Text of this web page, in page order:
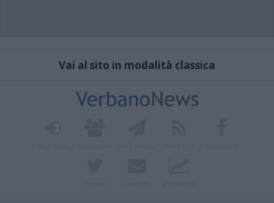
Vai al sito in modalità classica